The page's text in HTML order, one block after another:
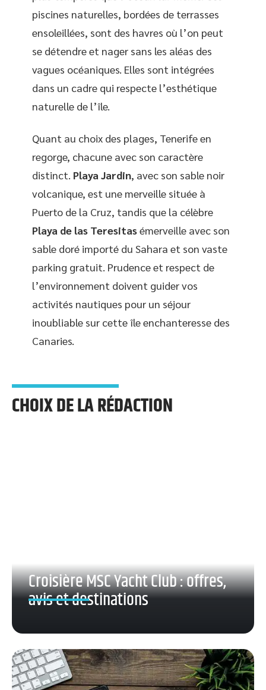
piscines naturelles, bordées de terrasses
ensoleillées, sont des havres où l’on peut
se détendre et nager sans les aléas des
vagues océaniques. Elles sont intégrées
dans un cadre qui respecte l’esthétique
naturelle de l’île.
Quant au choix des plages, Tenerife en
regorge, chacune avec son caractère
distinct. Playa Jardin, avec son sable noir
volcanique, est une merveille située à
Puerto de la Cruz, tandis que la célèbre
Playa de las Teresitasémerveille avec son
sable doré importé du Sahara et son vaste
parking gratuit. Prudence et respect de
l’environnement doivent guider vos
activités nautiques pour un séjour
inoubliable sur cette île enchanteresse des
Canaries.
CHOIX DE LA RÉDACTION
Croisière MSC Yacht Club : offres,
avis et destinations